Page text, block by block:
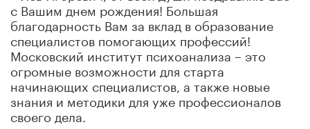
с Вашим днем рождения! Большая
благодарность Вам за вклад в образование
специалистов помогающих профессий!
Московский институт психоанализа – это
огромные возможности для старта
начинающих специалистов, а также новые
знания и методики для уже профессионалов
своего дела.